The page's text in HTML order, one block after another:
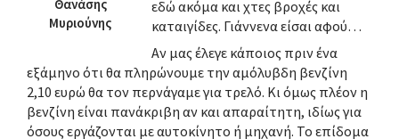
Θανάσης
Μυριούνης
εδώ ακόμα και χτες βροχές και
καταιγίδες. Γιάννενα είσαι αφού…
Αν μας έλεγε κάποιος πριν ένα
εξάμηνο ότι θα πληρώνουμε την αμόλυβδη βενζίνη
2,10 ευρώ θα τον περνάγαμε για τρελό. Κι όμως πλέον η
βενζίνη είναι πανάκριβη αν και απαραίτητη, ιδίως για
όσους εργάζονται με αυτοκίνητο ή μηχανή. Το επίδομα